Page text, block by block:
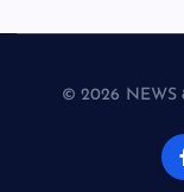
© 2026 NEWS